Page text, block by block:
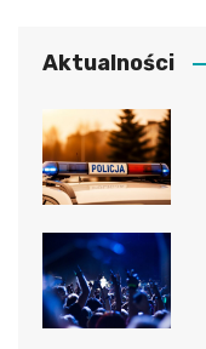
Aktualności